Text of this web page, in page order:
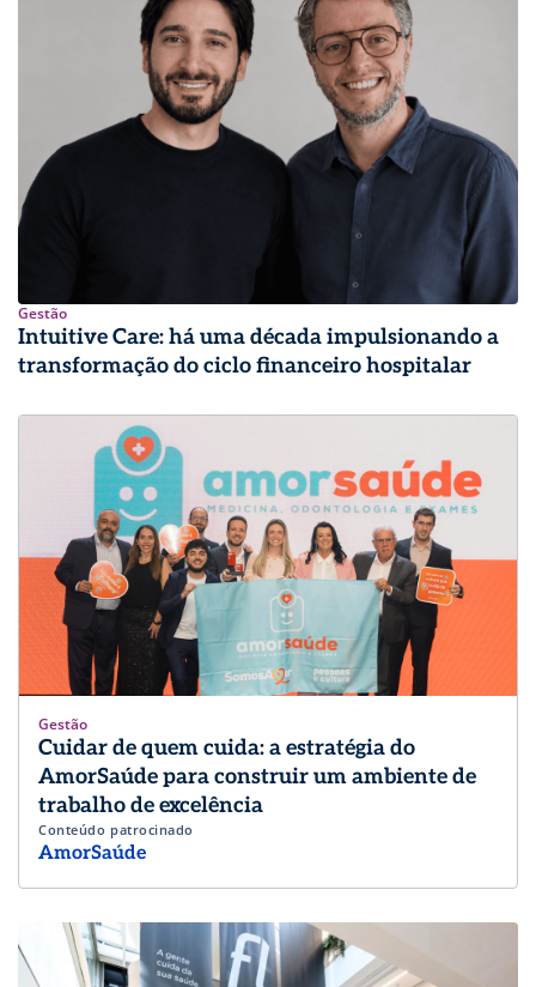
Gestão
Intuitive Care: há uma década impulsionando a
transformação do ciclo financeiro hospitalar
Gestão
Cuidar de quem cuida: a estratégia do
AmorSaúde para construir um ambiente de
trabalho de excelência
Conteúdo patrocinado
AmorSaúde